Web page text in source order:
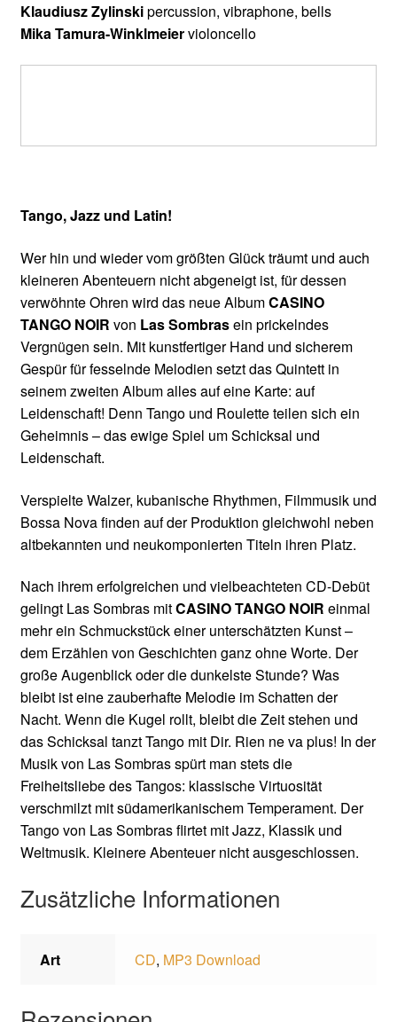
Klaudiusz Zylinskipercussion, vibraphone, bells
Mika Tamura-Winklmeiervioloncello
Tango, Jazz und Latin!
Wer hin und wieder vom größten Glück träumt und auch
kleineren Abenteuern nicht abgeneigt ist, für dessen
verwöhnte Ohren wird das neue AlbumCASINO
TANGO NOIR von Las Sombrasein prickelndes
Vergnügen sein. Mit kunstfertiger Hand und sicherem
Gespür für fesselnde Melodien setzt das Quintett in
seinem zweiten Album alles auf eine Karte: auf
Leidenschaft! Denn Tango und Roulette teilen sich ein
Geheimnis – das ewige Spiel um Schicksal und
Leidenschaft.
Verspielte Walzer, kubanische Rhythmen, Filmmusik und
Bossa Nova finden auf der Produktion gleichwohl neben
altbekannten und neukomponierten Titeln ihren Platz.
Nach ihrem erfolgreichen und vielbeachteten CD-Debüt
gelingt Las Sombras mitCASINO TANGO NOIR einmal
mehr ein Schmuckstück einer unterschätzten Kunst –
dem Erzählen von Geschichten ganz ohne Worte. Der
große Augenblick oder die dunkelste Stunde? Was
bleibt ist eine zauberhafte Melodie im Schatten der
Nacht. Wenn die Kugel rollt, bleibt die Zeit stehen und
das Schicksal tanzt Tango mit Dir. Rien ne va plus! In der
Musik von Las Sombras spürt man stets die
Freiheitsliebe des Tangos: klassische Virtuosität
verschmilzt mit südamerikanischem Temperament. Der
Tango von Las Sombras flirtet mit Jazz, Klassik und
Weltmusik. Kleinere Abenteuer nicht ausgeschlossen.
Zusätzliche Informationen
Art CD, MP3 Download